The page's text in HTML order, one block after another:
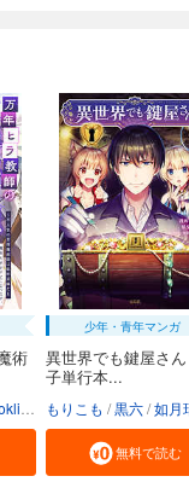
試し読み
カート
試し読み
試し読み
術
少年・青年マンガ
異世界でも鍵屋さ
子単行本...
もりこも 黒六 如月
無料で読む